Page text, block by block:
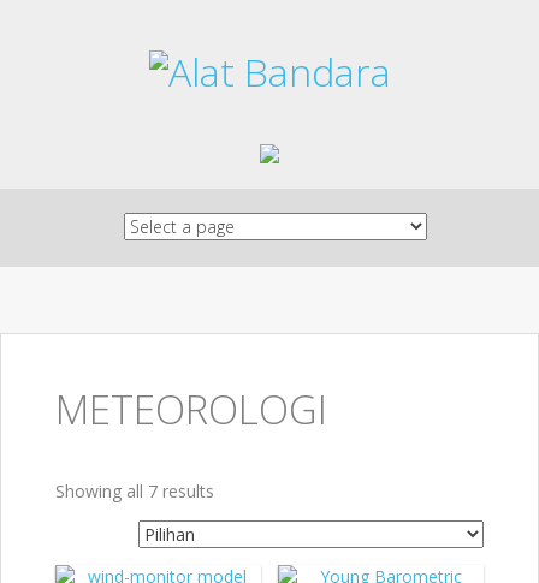
Skip to content
METEOROLOGI
Showing all 7 results